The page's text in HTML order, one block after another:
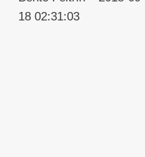
de
18 02:31:03